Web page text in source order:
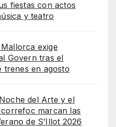
fiestas con actos
y teatro
Mallorca exige
Govern tras el
trenes en agosto
del Arte y el
marcan las
de S’Illot 2026